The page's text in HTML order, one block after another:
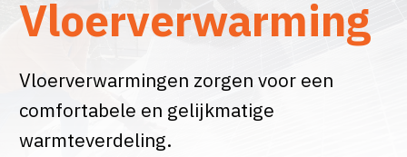
Vloerverwarming
Vloerverwarmingen zorgen voor een
comfortabele en gelijkmatige
warmteverdeling.